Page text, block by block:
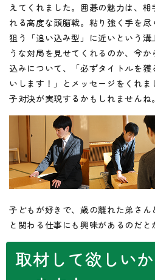
えてくれました。囲碁の魅力は、
れる高度な頭脳戦。粘り強く手を
狙う「追い込み型」に近いという溝
うな対局を見せてくれるのか、今
込みについて、「必ずタイトルを
いします！」とメッセージをくれ
子対決が実現するかもしれませんね。
子どもが好きで、歳の離れた弟さん
と関わる仕事にも興味があるのだと
取材して欲しい